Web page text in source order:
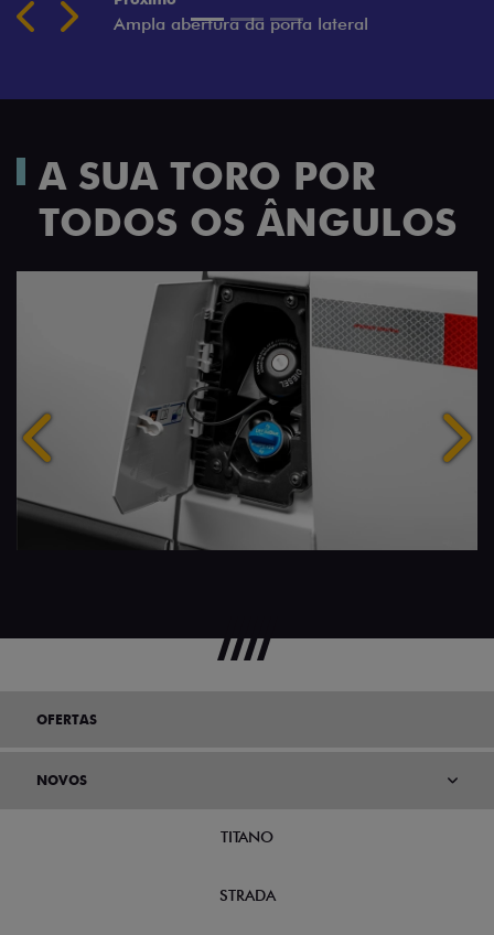
Previous
Next
A SUA TORO POR
TODOS OS ÂNGULOS
Anterior
OFERTAS
NOVOS
TITANO
STRADA